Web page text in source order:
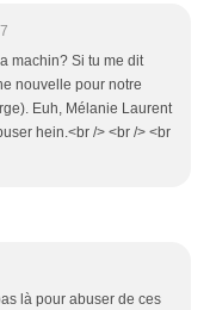
machin? Si tu me dit
nouvelle pour notre
Euh, Mélanie Laurent
hein.<br /> <br /> <br
là pour abuser de ces